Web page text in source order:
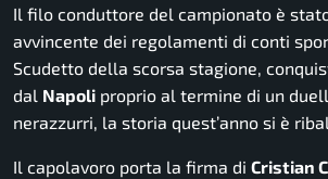
Il filo conduttore del campionato è
avvincente dei regolamenti di conti
Scudetto della scorsa stagione,
dal Napoli proprio al termine di un
nerazzurri, la storia quest’anno si è
Il capolavoro porta la firma di Cristian